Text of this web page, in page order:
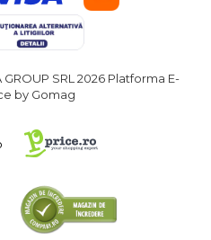
SRL 2026 Platforma E-
by Gomag